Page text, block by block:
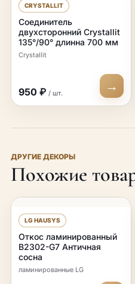
CRYSTALLIT
Соединитель
двухсторонний Crystallit
135°/90° длинна 700 мм
Crystallit
950 ₽ / шт. →
ДРУГИЕ ДЕКОРЫ
Похожие
LG HAUSYS
Откос ламинированный
B2302-G7 Античная
сосна
ламинированные LG